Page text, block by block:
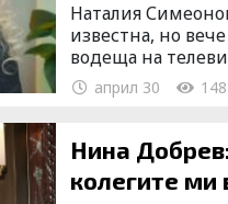
Наталия
известна, но
водеща на
април 30
Нина
колегите ми